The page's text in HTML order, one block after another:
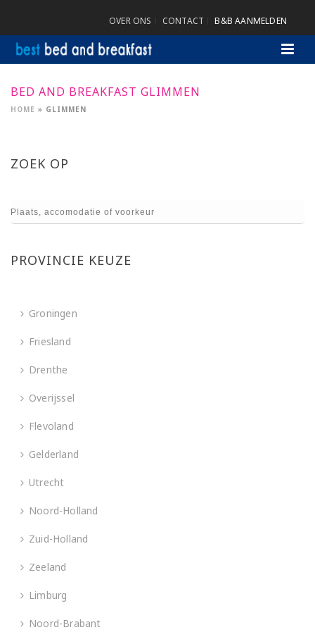
OVER ONS CONTACT B&B AANMELDEN
BED AND BREAKFAST GLIMMEN
HOME » GLIMMEN
ZOEK OP
PROVINCIE KEUZE
Groningen
Friesland
Drenthe
Overijssel
Flevoland
Gelderland
Utrecht
Noord-Holland
Zuid-Holland
Zeeland
Limburg
Noord-Brabant